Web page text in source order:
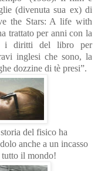
(divenuta sua ex) di
the Stars: A life with
trattato per anni con la
i diritti del libro per
inglesi che sono, la
dozzine di tè presi”.
del fisico ha
anche a un incasso
il mondo!